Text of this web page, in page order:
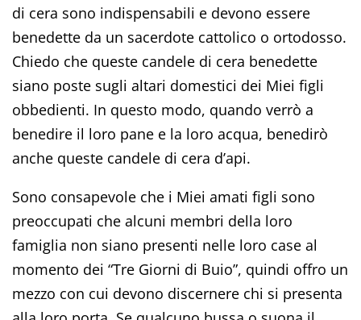
di cera sono indispensabili e devono essere
benedette da un sacerdote cattolico o ortodosso.
Chiedo che queste candele di cera benedette
siano poste sugli altari domestici dei Miei figli
obbedienti. In questo modo, quando verrò a
benedire il loro pane e la loro acqua, benedirò
anche queste candele di cera d’api.
Sono consapevole che i Miei amati figli sono
preoccupati che alcuni membri della loro
famiglia non siano presenti nelle loro case al
momento dei “Tre Giorni di Buio”, quindi offro un
mezzo con cui devono discernere chi si presenta